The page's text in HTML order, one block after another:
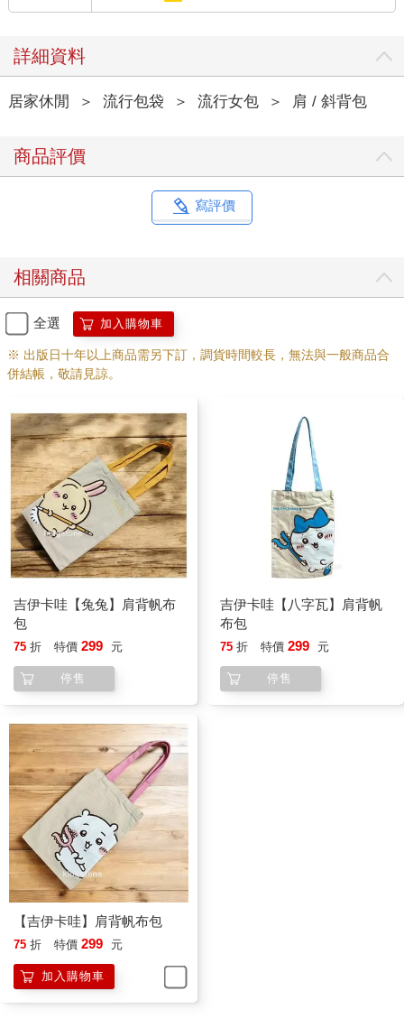
詳細資料
居家休閒 ＞ 流行包袋 ＞ 流行女包 ＞ 肩 / 斜背包
商品評價
寫評價
相關商品
全選 加入購物車
※ 出版日十年以上商品需另下訂，調貨時間較長，無法與一般商品合
併結帳，敬請見諒。
吉伊卡哇【兔兔】肩背帆布
包
75 折 特價 299 元
停售
吉伊卡哇【八字瓦】肩背帆
布包
75 折 特價 299 元
停售
【吉伊卡哇】肩背帆布包
75 折 特價 299 元
加入購物車